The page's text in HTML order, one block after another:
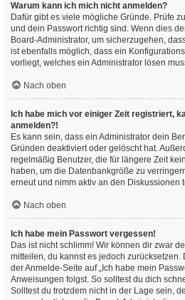
Warum kann ich mich nicht anmelden?
Dafür gibt es viele mögliche Gründe. Prüfe
und dein Passwort richtig sind. Wenn dies
Board-Administrator, um sicherzugehen,
ist ebenfalls möglich, dass ein
vorliegt, welches ein Administrator lösen
Nach oben
Ich habe mich vor einiger Zeit registriert,
anmelden?!
Es kann sein, dass ein Administrator dein
Gründen deaktiviert oder gelöscht hat.
regelmäßig Benutzer, die für längere Zeit
haben, um die Datenbankgröße zu
erneut und nimm aktiv an den Diskussionen
Nach oben
Ich habe mein Passwort vergessen!
Das ist nicht schlimm! Wir können dir zwar
mitteilen, du kannst es jedoch zurücksetzen.
der Anmelde-Seite auf „Ich habe mein
Anweisungen folgst. So solltest du dich
Solltest du trotzdem nicht in der Lage sein,